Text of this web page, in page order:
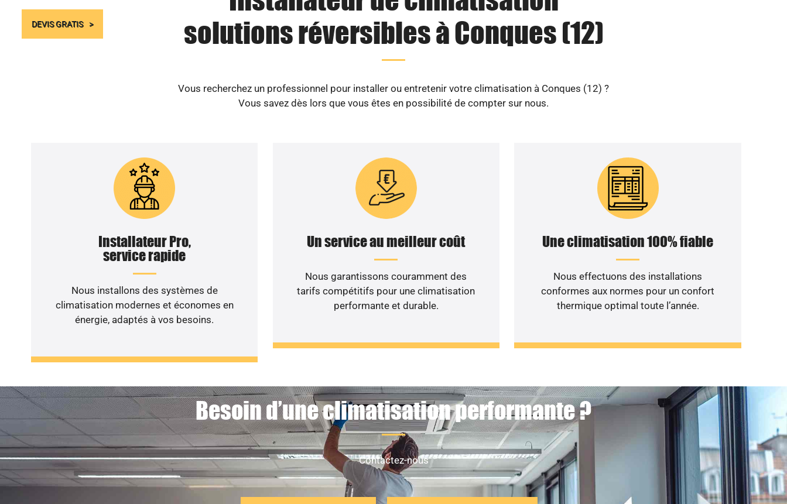
DEVIS GRATIS
solutions réversibles à Conques (12)
Vous recherchez un professionnel pour installer ou entretenir votre climatisation à Conques (12) ?
Vous savez dès lors que vous êtes en possibilité de compter sur nous.
Installateur Pro,
service rapide
Nous installons des systèmes de
climatisation modernes et économes en
énergie, adaptés à vos besoins.
Un service au meilleur coût
Nous garantissons couramment des
tarifs compétitifs pour une climatisation
performante et durable.
Une climatisation 100% fiable
Nous effectuons des installations
conformes aux normes pour un confort
thermique optimal toute l’année.
Besoin d’une climatisation performante ?
Contactez-nous